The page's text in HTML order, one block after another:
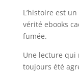
L’histoire est
vérité ebooks
fumée.
Une lecture qui
toujours été